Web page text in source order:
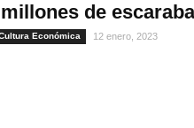
de
Económica 12 enero, 2023